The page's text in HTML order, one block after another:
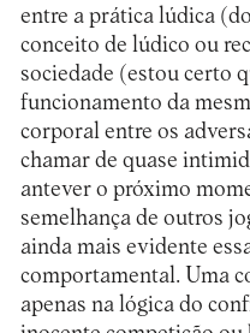
entre a prática lúdica
conceito de lúdico ou
sociedade (estou certo
funcionamento da
corporal entre os
chamar de quase
antever o próximo
semelhança de outros
ainda mais evidente
comportamental. Uma
apenas na lógica do